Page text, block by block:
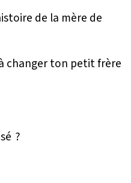
de la mère de
changer ton petit frère
?